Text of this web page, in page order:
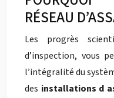
RÉSEAU
Les progrès
d’inspection, vous
l’intégralité du
des installations d